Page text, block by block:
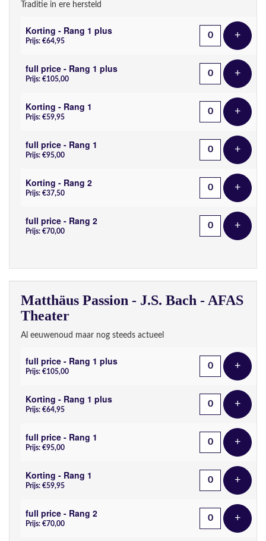
Traditie in ere hersteld
Korting - Rang 1 plus
Prijs: €64,95 +Voeg
full price - Rang 1 plus
Prijs: €105,00 +Voeg
Korting - Rang 1
Prijs: €59,95 +Voeg
full price - Rang 1
Prijs: €95,00 +Voeg
Korting - Rang 2
Prijs: €37,50 +Voeg
full price - Rang 2
Prijs: €70,00 +Voeg
Matthäus Passion - J.S. Bach - AFAS
Theater
Al eeuwenoud maar nog steeds actueel
full price - Rang 1 plus
Prijs: €105,00 +Voeg
Korting - Rang 1 plus
Prijs: €64,95 +Voeg
full price - Rang 1
Prijs: €95,00 +Voeg
Korting - Rang 1
Prijs: €59,95 +Voeg
full price - Rang 2
Prijs: €70,00 +Voeg